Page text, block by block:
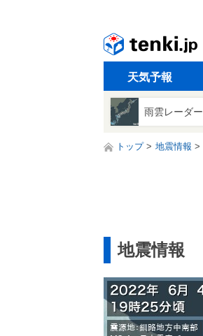
天気予報
雨雲レーダー
トップ 地震情報
地震情報